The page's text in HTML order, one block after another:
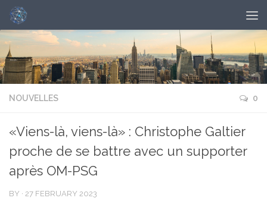
NOUVELLES 0
«Viens-là, viens-là» : Christophe Galtier
proche de se battre avec un supporter
après OM-PSG
BY · 27 FEBRUARY 2023